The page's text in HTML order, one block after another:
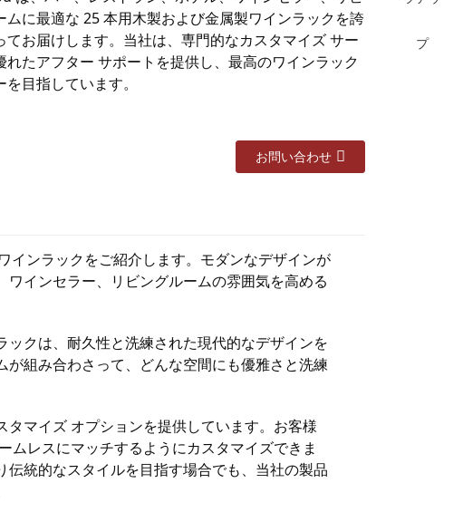
ムに最適な 25 本用木製および金属製ワインラックを誇
てお届けします。当社は、専門的なカスタマイズ サー
れたアフター サポートを提供し、最高のワインラック
を目指しています。
お問い合わせ
ンラックをご紹介します。モダンなデザインが
インセラー、リビングルームの雰囲気を高める
クは、耐久性と洗練された現代的なデザインを
組み合わさって、どんな空間にも優雅さと洗練
マイズ オプションを提供しています。お客様
ムレスにマッチするようにカスタマイズできま
統的なスタイルを目指す場合でも、当社の製品